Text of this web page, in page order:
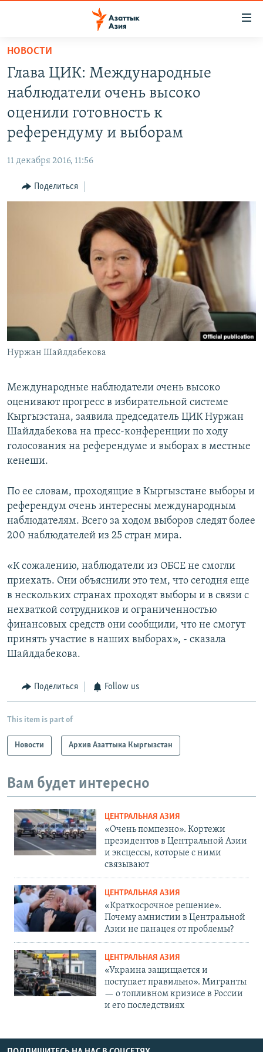
Вернуться
основному
содержанию
главной
Вернутся
поиску
КАЗАХСТАН
УЗБЕКИСТАН
НОВОСТИ
НА ДРУГИХ ЯЗЫКАХ
КЫРГЫЗЧА
ЎЗБЕКЧА
ПОДПИШИТЕСЬ НА НАС В СОЦСЕТЯХ
Все сайты РСЕ/РС
НОВОСТИ
Глава ЦИК: Международные
наблюдатели очень высоко
оценили готовность к
референдуму и выборам
11 декабря 2016, 11:56
Поделиться
Нуржан Шайлдабекова
Международные наблюдатели очень высоко
оценивают прогресс в избирательной системе
Кыргызстана, заявила председатель ЦИК Нуржан
Шайлдабекова на пресс-конференции по ходу
голосования на референдуме и выборах в местные
кенеши.
По ее словам, проходящие в Кыргызстане выборы и
референдум очень интересны международным
наблюдателям. Всего за ходом выборов следят более
200 наблюдателей из 25 стран мира.
«К сожалению, наблюдатели из ОБСЕ не смогли
приехать. Они объяснили это тем, что сегодня еще
в нескольких странах проходят выборы и в связи с
нехваткой сотрудников и ограниченностью
финансовых средств они сообщили, что не смогут
принять участие в наших выборах», - сказала
Шайлдабекова.
Поделиться Follow us
This item is part of
Новости Архив Азаттыка Кыргызстан
Вам будет интересно
ЦЕНТРАЛЬНАЯ АЗИЯ
«Очень помпезно». Кортежи
президентов в Центральной Азии
и эксцессы, которые с ними
связывают
ЦЕНТРАЛЬНАЯ АЗИЯ
«Краткосрочное решение».
Почему амнистии в Центральной
Азии не панацея от проблемы?
ЦЕНТРАЛЬНАЯ АЗИЯ
«Украина защищается и
поступает правильно». Мигранты
— о топливном кризисе в России
и его последствиях